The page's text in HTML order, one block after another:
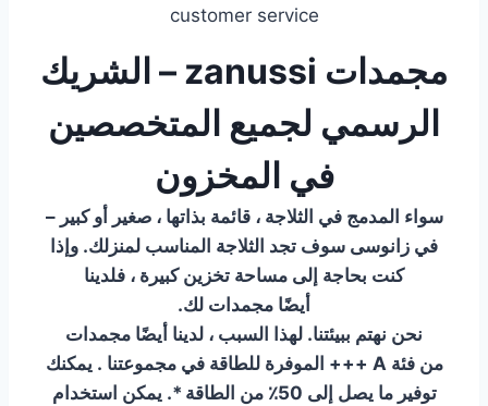
customer service
مجمدات zanussi – الشريك
الرسمي لجميع المتخصصين
في المخزون
سواء المدمج في الثلاجة ، قائمة بذاتها ، صغير أو كبير –
في زانوسى سوف تجد الثلاجة المناسب لمنزلك. وإذا
كنت بحاجة إلى مساحة تخزين كبيرة ، فلدينا
أيضًا مجمدات لك.
نحن نهتم ببيئتنا. لهذا السبب ، لدينا أيضًا مجمدات
من فئة A +++ الموفرة للطاقة في مجموعتنا . يمكنك
توفير ما يصل إلى 50٪ من الطاقة *. يمكن استخدام